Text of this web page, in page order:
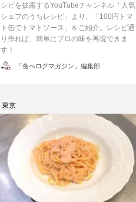
シピを披露するYouTubeチャンネル「人気
シェフのうちレシピ」より、「100円トマ
ト缶でトマトソース」をご紹介。レシピ通
り作れば、簡単にプロの味を再現できま
す！
投「食べログマガジン」編集部
東京